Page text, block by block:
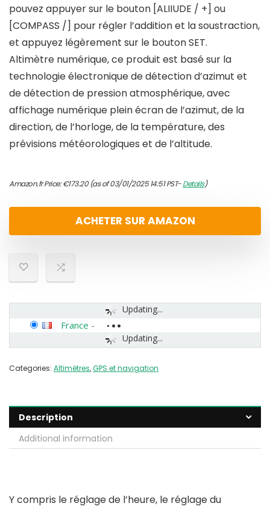
pouvez appuyer sur le bouton [ALIIUDE / +] ou
[COMPASS /] pour régler l’addition et la soustraction,
et appuyez légèrement sur le bouton SET.
Altimètre numérique, ce produit est basé sur la
technologie électronique de détection d’azimut et
de détection de pression atmosphérique, avec
affichage numérique plein écran de l’azimut, de la
direction, de l’horloge, de la température, des
prévisions météorologiques et de l’altitude.
Amazon.fr Price:€173.20(as of 03/01/2025 14:51 PST-Details)
ACHETER SUR AMAZON
Updating...
Updating...
France -
Categories: Altimètres,GPS et navigation
Description
Additional information
Y compris le réglage de l’heure, le réglage du